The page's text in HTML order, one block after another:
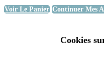
Voir Le Panier Continuer Mes
Cookies